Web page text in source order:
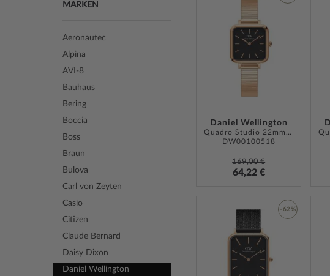
Daniel Wellington
Quadro Studio 22mm 3ATM
DW00100518
169,00 €
64,22 €
-62%
MARKEN
Aeronautec
Alpina
AVI-8
Bauhaus
Bering
Boccia
Boss
Braun
Bulova
Carl von Zeyten
Casio
Citizen
Claude Bernard
Daisy Dixon
Daniel Wellington